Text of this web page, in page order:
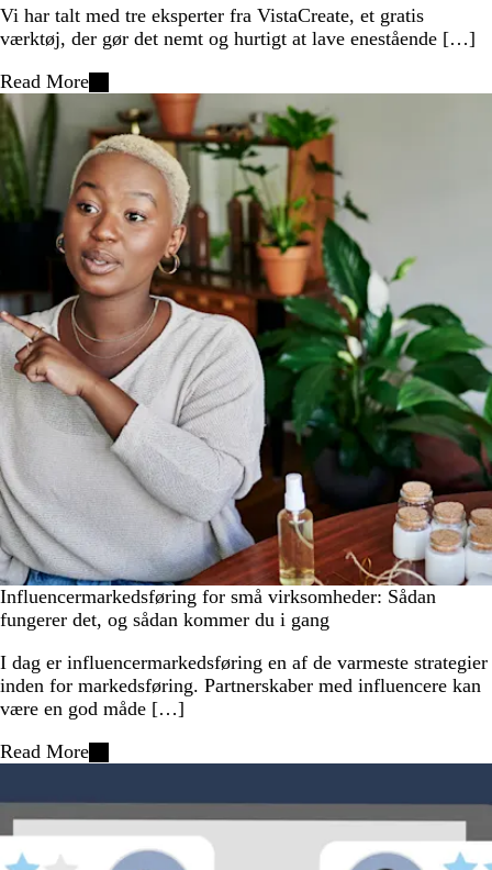
Vi har talt med tre eksperter fra VistaCreate, et gratis
værktøj, der gør det nemt og hurtigt at lave enestående […]
Read More
Influencermarkedsføring for små virksomheder: Sådan
fungerer det, og sådan kommer du i gang
I dag er influencermarkedsføring en af de varmeste strategier
inden for markedsføring. Partnerskaber med influencere kan
være en god måde […]
Read More